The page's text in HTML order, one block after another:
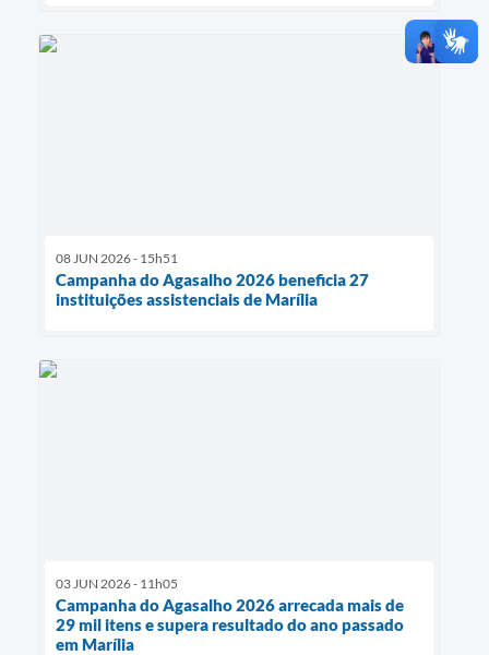
08 JUN 2026 - 15h51
Campanha do Agasalho 2026 beneficia 27
instituições assistenciais de Marília
03 JUN 2026 - 11h05
Campanha do Agasalho 2026 arrecada mais de
29 mil itens e supera resultado do ano passado
em Marília